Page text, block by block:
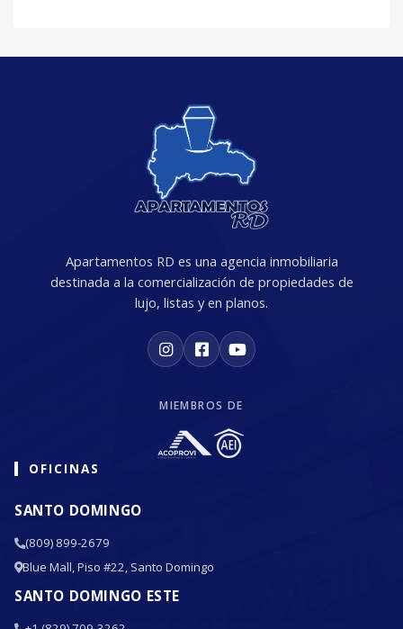
Apartamentos RD es una agencia inmobiliaria
destinada a la comercialización de propiedades de
lujo, listas y en planos.
MIEMBROS DE
OFICINAS
SANTO DOMINGO
(809) 899-2679
Blue Mall, Piso #22, Santo Domingo
SANTO DOMINGO ESTE